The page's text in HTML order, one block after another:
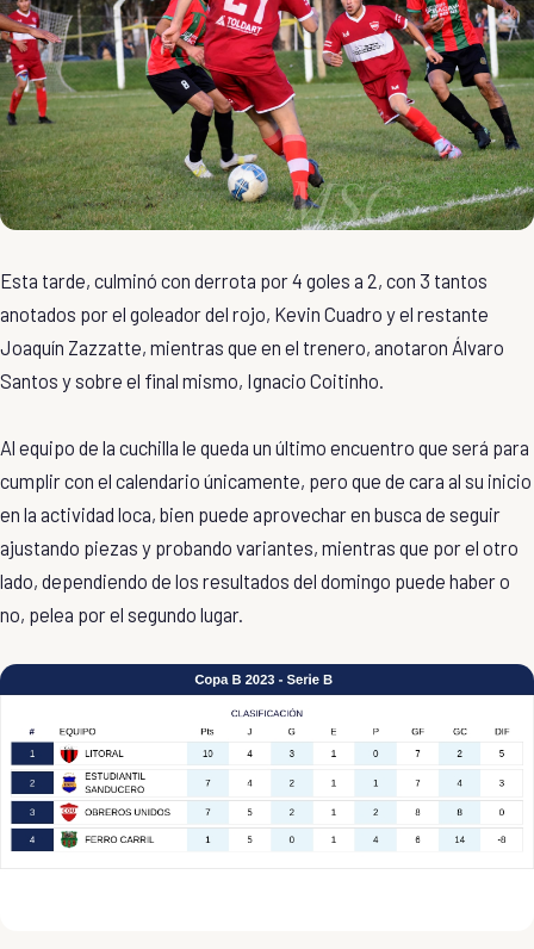
Esta tarde, culminó con derrota por 4 goles a 2, con 3 tantos
anotados por el goleador del rojo, Kevin Cuadro y el restante
Joaquín Zazzatte, mientras que en el trenero, anotaron Álvaro
Santos y sobre el final mismo, Ignacio Coitinho.
Al equipo de la cuchilla le queda un último encuentro que será para
cumplir con el calendario únicamente, pero que de cara al su inicio
en la actividad loca, bien puede aprovechar en busca de seguir
ajustando piezas y probando variantes, mientras que por el otro
lado, dependiendo de los resultados del domingo puede haber o
no, pelea por el segundo lugar.